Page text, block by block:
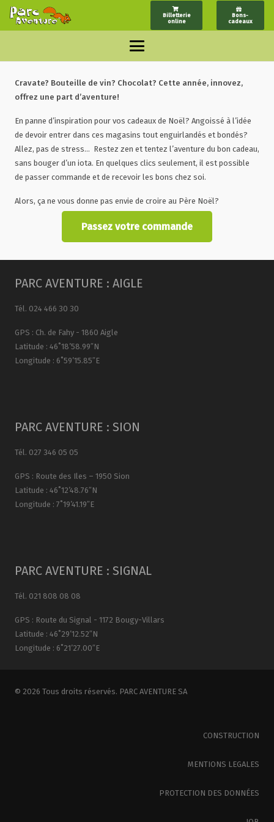
Billetterie
online
Bons-
cadeaux
Cravate? Bouteille de vin? Chocolat? Cette année, innovez,
offrez une part d’aventure!
En panne d’inspiration pour vos cadeaux de Noël? Angoissé à l’idée
de devoir entrer dans ces magasins tout enguirlandés et bondés?
Allez, pas de stress… Restez zen et tentez l’aventure du bon cadeau,
sans bouger d’un iota. En quelques clics seulement, il est possible
de passer commande et de recevoir les bons chez soi.
Alors, ça ne vous donne pas envie de croire au Père Noël?
Passez votre commande
PARC AVENTURE : AIGLE
Tél. 024 466 30 30
GPS : Ch. de Fahy - 1860 Aigle
Latitude : 46˚18’58.99″N
Longitude : 6˚59’15.85″E
PARC AVENTURE : SION
Tél. 027 346 05 05
GPS : Route des Iles – 1950 Sion
Latitude : 46˚12’48.76″N
Longitude : 7˚19’41.19″E
PARC AVENTURE : SIGNAL
Tél. 021 808 08 08
GPS : Route du Signal - 1172 Bougy-Villars
Latitude : 46˚29’12.52″N
Longitude : 6˚21’27.00″E
© 2026 Tous droits réservés. PARC AVENTURE SA
CONSTRUCTION
MENTIONS LEGALES
PROTECTION DES DONNÉES